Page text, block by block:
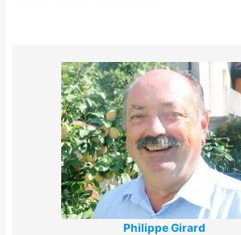
Philippe Girard​